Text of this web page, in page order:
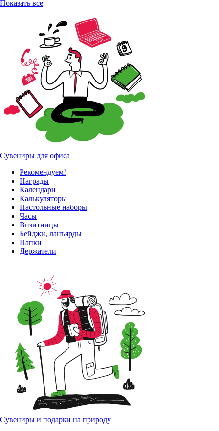
Показать все
Сувениры для офиса
Рекомендуем!
Награды
Календари
Калькуляторы
Настольные наборы
Часы
Визитницы
Бейджи, ланъярды
Папки
Держатели
Сувениры и подарки на природу